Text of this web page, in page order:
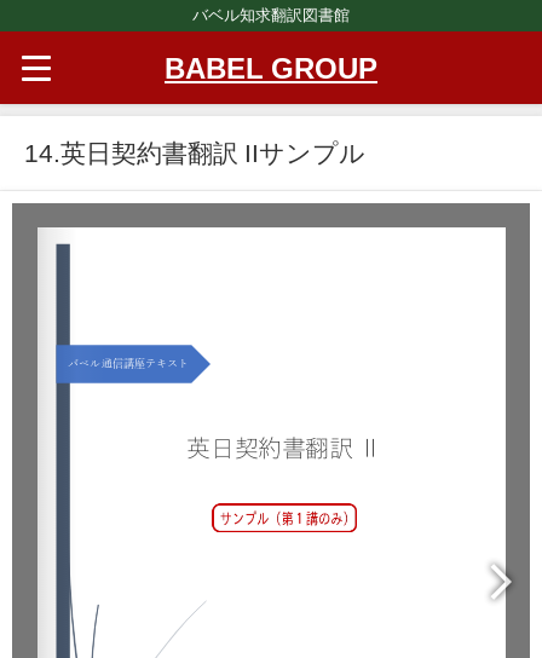
バベル知求翻訳図書館
BABEL GROUP
14.英日契約書翻訳 IIサンプル